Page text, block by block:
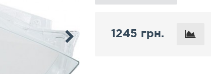
1245 грн.